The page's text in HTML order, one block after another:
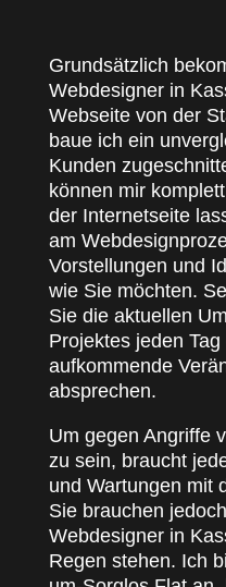
Grundsätzlich
Webdesigner in
Webseite von der
baue ich ein
Kunden
können mir
der Internetseite
am
Vorstellungen und
wie Sie möchten.
Sie die aktuellen
Projektes jeden
aufkommende
absprechen.
Um gegen Angriffe
zu sein, braucht
und Wartungen mit
Sie brauchen
Webdesigner in
Regen stehen. Ich